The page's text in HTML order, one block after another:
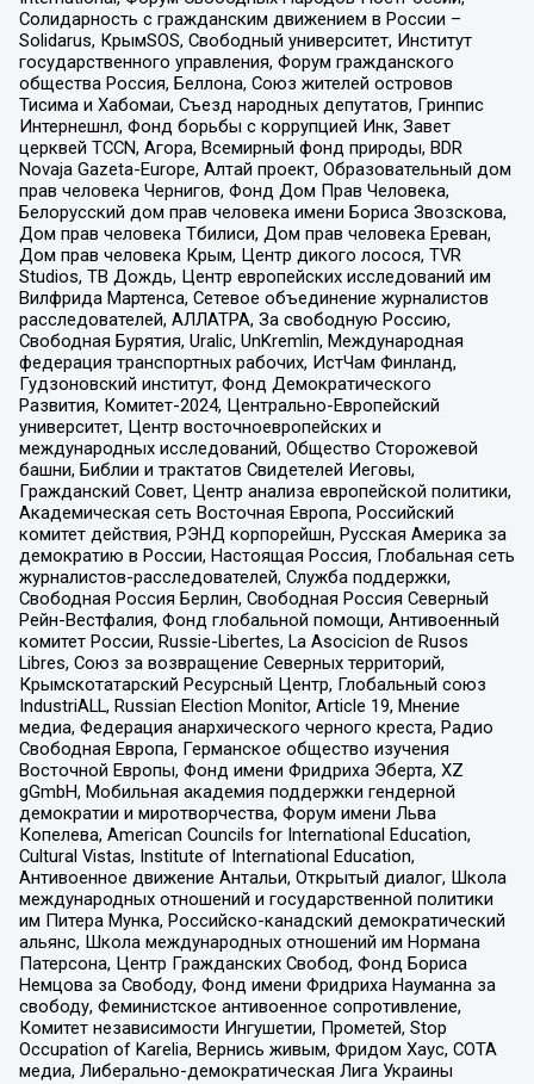
Солидарность с гражданским движением в России –
Solidarus, КрымSOS, Свободный университет, Институт
государственного управления, Форум гражданского
общества Россия, Беллона, Союз жителей островов
Тисима и Хабомаи, Съезд народных депутатов, Гринпис
Интернешнл, Фонд борьбы с коррупцией Инк, Завет
церквей TCCN, Агора, Всемирный фонд природы, BDR
Novaja Gazeta-Europe, Алтай проект, Образовательный дом
прав человека Чернигов, Фонд Дом Прав Человека,
Белорусский дом прав человека имени Бориса Звозскова,
Дом прав человека Тбилиси, Дом прав человека Ереван,
Дом прав человека Крым, Центр дикого лосося, TVR
Studios, ТВ Дождь, Центр европейских исследований им
Вилфрида Мартенса, Сетевое объединение журналистов
расследователей, АЛЛАТРА, За свободную Россию,
Свободная Бурятия, Uralic, UnKremlin, Международная
федерация транспортных рабочих, ИстЧам Финланд,
Гудзоновский институт, Фонд Демократического
Развития, Комитет-2024, Центрально-Европейский
университет, Центр восточноевропейских и
международных исследований, Общество Сторожевой
башни, Библии и трактатов Свидетелей Иеговы,
Гражданский Совет, Центр анализа европейской политики,
Академическая сеть Восточная Европа, Российский
комитет действия, РЭНД корпорейшн, Русская Америка за
демократию в России, Настоящая Россия, Глобальная сеть
журналистов-расследователей, Служба поддержки,
Свободная Россия Берлин, Свободная Россия Северный
Рейн-Вестфалия, Фонд глобальной помощи, Антивоенный
комитет России, Russie-Libertes, La Asocicion de Rusos
Libres, Союз за возвращение Северных территорий,
Крымскотатарский Ресурсный Центр, Глобальный союз
IndustriALL, Russian Election Monitor, Article 19, Мнение
медиа, Федерация анархического черного креста, Радио
Свободная Европа, Германское общество изучения
Восточной Европы, Фонд имени Фридриха Эберта, XZ
gGmbH, Мобильная академия поддержки гендерной
демократии и миротворчества, Форум имени Льва
Копелева, American Councils for International Education,
Cultural Vistas, Institute of International Education,
Антивоенное движение Антальи, Открытый диалог, Школа
международных отношений и государственной политики
им Питера Мунка, Российско-канадский демократический
альянс, Школа международных отношений им Нормана
Патерсона, Центр Гражданских Свобод, Фонд Бориса
Немцова за Свободу, Фонд имени Фридриха Науманна за
свободу, Феминистское антивоенное сопротивление,
Комитет независимости Ингушетии, Прометей, Stop
Occupation of Karelia, Вернись живым, Фридом Хаус, СОТА
медиа, Либерально-демократическая Лига Украины